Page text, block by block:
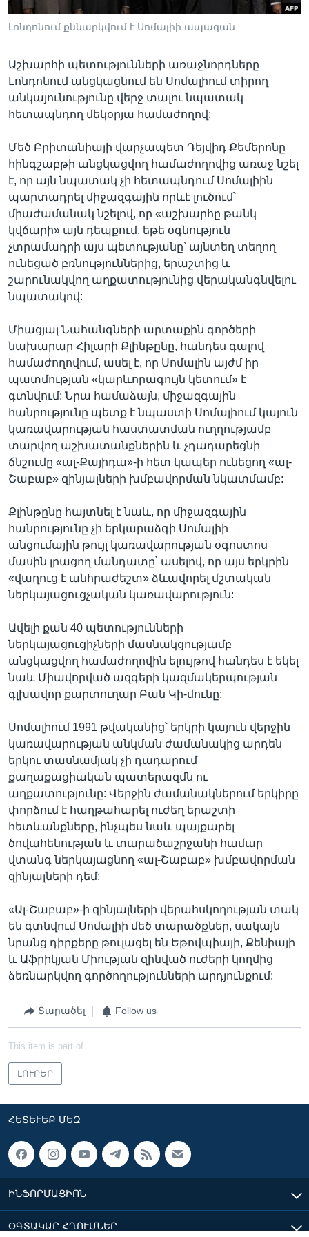
Լոնդոնում քննարկվում է Սոմալիի ապագան
Աշխարհի պետությունների առաջնորդները
Լոնդոնում անցկացնում են Սոմալիում տիրող
անկայունությունը վերջ տալու նպատակ
հետապնդող մեկօրյա համաժողով:
Մեծ Բրիտանիայի վարչապետ Դեյվիդ Քեմերոնը
հինգշաբթի անցկացվող համաժողովից առաջ նշել
է, որ այն նպատակ չի հետապնդում Սոմալիին
պարտադրել միջազգային որևէ լուծում՝
միաժամանակ նշելով, որ «աշխարհը թանկ
կվճարի» այն դեպքում, եթե օգնություն
չտրամադրի այս պետությանը՝ այնտեղ տեղող
ունեցած բռնություններից, երաշտից և
շարունակվող աղքատությունից վերականգնվելու
նպատակով:
Միացյալ Նահանգների արտաքին գործերի
նախարար Հիլարի Քլինթընը, հանդես գալով
համաժողովում, ասել է, որ Սոմալին այժմ իր
պատմության «կարևորագույն կետում» է
գտնվում: Նրա համաձայն, միջազգային
հանրությունը պետք է նպաստի Սոմալիում կայուն
կառավարության հաստատման ուղղությամբ
տարվող աշխատանքներին և չդադարեցնի
ճնշումը «ալ-Քայիդա»-ի հետ կապեր ունեցող «ալ-
Շաբաբ» զինյալների խմբավորման նկատմամբ:
Քլինթընը հայտնել է նաև, որ միջազգային
հանրությունը չի երկարաձգի Սոմալիի
անցումային թույլ կառավարության օգոստոս
մասին լրացող մանդատը՝ ասելով, որ այս երկրին
«վաղուց է անհրաժեշտ» ձևավորել մշտական
ներկայացուցչական կառավարություն:
Ավելի քան 40 պետությունների
ներկայացուցիչների մասնակցությամբ
անցկացվող համաժողովին ելույթով հանդես է եկել
նաև Միավորված ազգերի կազմակերպության
գլխավոր քարտուղար Բան Կի-մունը:
Սոմալիում 1991 թվականից՝ երկրի կայուն վերջին
կառավարության անկման ժամանակից արդեն
երկու տասնամյակ չի դադարում
քաղաքացիական պատերազմն ու
աղքատությունը: Վերջին ժամանակներում երկիրը
փորձում է հաղթահարել ուժեղ երաշտի
հետևանքները, ինչպես նաև պայքարել
ծովահենության և տարածաշրջանի համար
վտանգ ներկայացնող «ալ-Շաբաբ» խմբավորման
զինյալների դեմ:
«Ալ-Շաբաբ»-ի զինյալների վերահսկողության տակ
են գտնվում Սոմալիի մեծ տարածքներ, սակայն
նրանց դիրքերը թուլացել են Եթովպիայի, Քենիայի
և Աֆրիկյան Միության զինված ուժերի կողմից
ձեռնարկվող գործողությունների արդյունքում:
Տարածել Follow us
This item is part of
ԼՈՒՐԵՐ
ՀԵՏԵՒԵՔ ՄԵԶ
ԻՆՖՈՐՄԱՑԻՈՆ
ՕԳՏԱԿԱՐ ՀՂՈՒՄՆԵՐ